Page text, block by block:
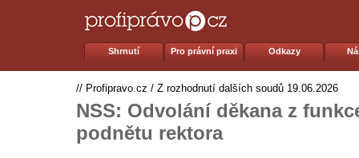
Shrnutí Pro právní praxi Odkazy
// Profipravo.cz / Z rozhodnutí dalších soudů 19.06.2026
NSS: Odvolání děkana z
podnětu rektora